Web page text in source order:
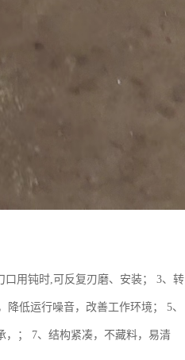
用钝时,可反复刃磨、安装； 3、转
低运行噪音，改善工作环境； 5、
，； 7、结构紧凑，不藏料，易清